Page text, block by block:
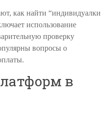
как найти “индивидуалки
использование
проверку
вопросы о
в